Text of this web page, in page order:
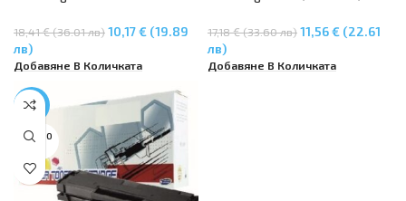
SCX3400/SCX3400F/SCX3405F
/SCX3405FW/SCX3405W
18,41 € (36.01 лв)10,17 € (19.89
лв)
Добавяне В Количката
17,18 € (33.60 лв)11,56 € (22.61
лв)
Добавяне В Количката
-34%
SOLD O